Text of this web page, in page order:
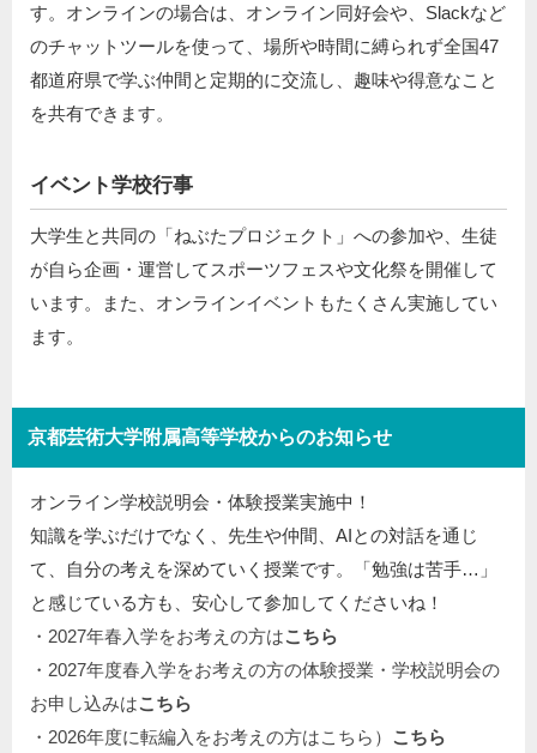
す。オンラインの場合は、オンライン同好会や、Slackなど
のチャットツールを使って、場所や時間に縛られず全国47
都道府県で学ぶ仲間と定期的に交流し、趣味や得意なこと
を共有できます。
イベント学校行事
大学生と共同の「ねぶたプロジェクト」への参加や、生徒
が自ら企画・運営してスポーツフェスや文化祭を開催して
います。また、オンラインイベントもたくさん実施してい
ます。
京都芸術大学附属高等学校からのお知らせ
オンライン学校説明会・体験授業実施中！
知識を学ぶだけでなく、先生や仲間、AIとの対話を通じ
て、自分の考えを深めていく授業です。「勉強は苦手…」
と感じている方も、安心して参加してくださいね！
・2027年春入学をお考えの方はこちら
・2027年度春入学をお考えの方の体験授業・学校説明会の
お申し込みはこちら
・2026年度に転編入をお考えの方はこちら） こちら